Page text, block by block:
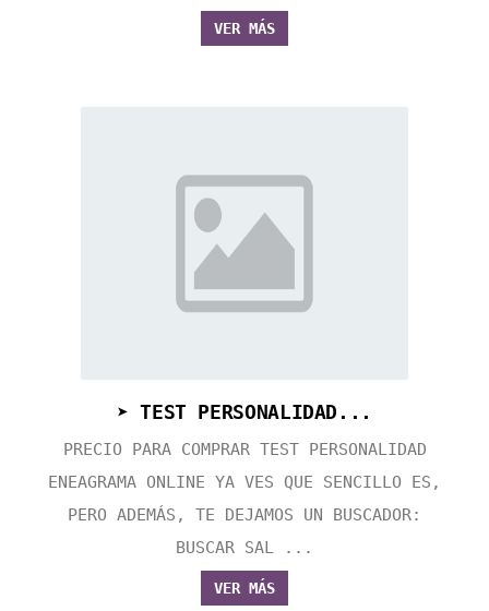
VER MÁS
➤ TEST PERSONALIDAD...
PRECIO PARA COMPRAR TEST PERSONALIDAD
ENEAGRAMA ONLINE YA VES QUE SENCILLO ES,
PERO ADEMÁS, TE DEJAMOS UN BUSCADOR:
BUSCAR SAL ...
VER MÁS